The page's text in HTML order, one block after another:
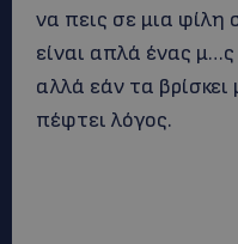
να πεις σε μια φίλη
είναι απλά ένας
αλλά εάν τα
πέφτει λόγος.